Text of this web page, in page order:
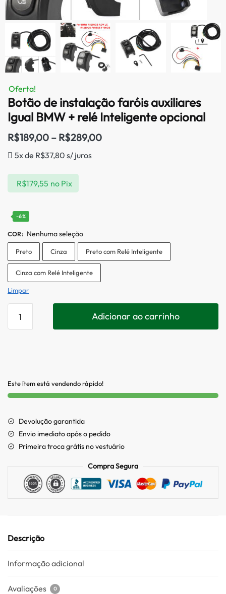
Oferta!
Botão de instalação faróis auxiliares
Igual BMW + relé Inteligente opcional
R$189,00 – R$289,00
5x de R$37,80 s/ juros
R$179,55 no Pix
-6%
COR: Nenhuma seleção
Preto Cinza Preto com Relé Inteligente
Cinza com Relé Inteligente
Limpar
Adicionar ao carrinho
Este ítem está vendendo rápido!
Devolução garantida
Envio imediato após o pedido
Primeira troca grátis no vestuário
Compra Segura
Descrição
Informação adicional
Avaliações 0